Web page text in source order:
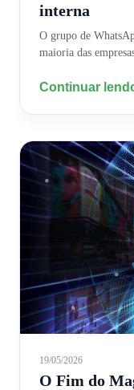
interna
O grupo de
maioria das
Continuar
19/05/2026
O Fim do